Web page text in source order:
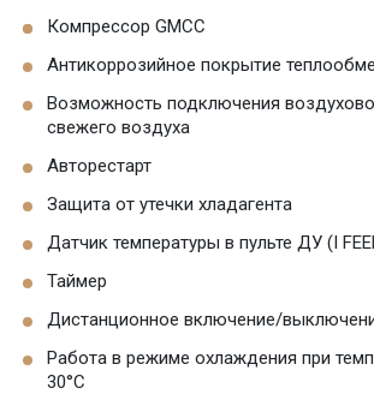
Компрессор GMCC
Антикоррозийное покрытие
Возможность подключения
свежего воздуха
Авторестарт
Защита от утечки хладагента
Датчик температуры в пульте ДУ (I
Таймер
Дистанционное включение/
Работа в режиме охлаждения при
30°C